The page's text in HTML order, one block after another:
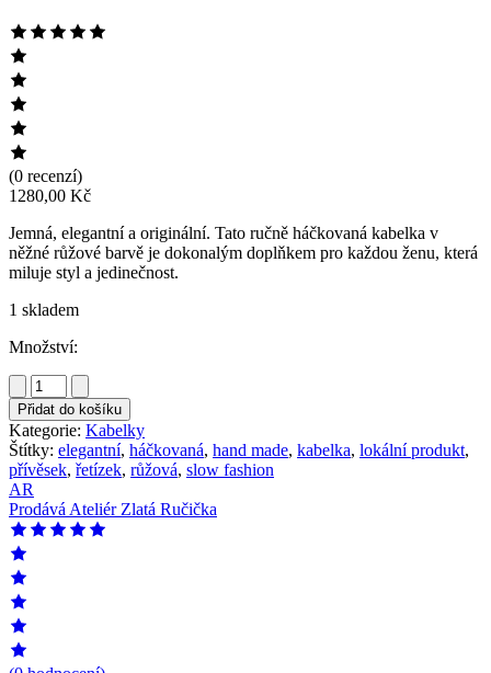
(0 recenzí)
1280,00 Kč
Jemná, elegantní a originální. Tato ručně háčkovaná kabelka v
něžné růžové barvě je dokonalým doplňkem pro každou ženu, která
miluje styl a jedinečnost.
1 skladem
Množství:
Kabelka
na
řetízku
ANNABEL
množství
Přidat do košíku
Kategorie: Kabelky
Štítky: elegantní, háčkovaná, hand made, kabelka, lokální produkt,
přívěsek, řetízek, růžová, slow fashion
AR
Prodává Ateliér Zlatá Ručička